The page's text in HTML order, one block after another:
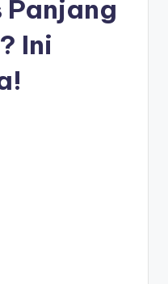
Panjang
Ini